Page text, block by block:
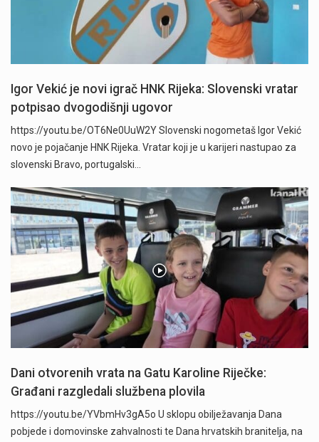
Igor Vekić je novi igrač HNK Rijeka: Slovenski vratar
potpisao dvogodišnji ugovor
https://youtu.be/OT6Ne0UuW2Y Slovenski nogometaš Igor Vekić
novo je pojačanje HNK Rijeka. Vratar koji je u karijeri nastupao za
slovenski Bravo, portugalski…
Dani otvorenih vrata na Gatu Karoline Riječke:
Građani razgledali službena plovila
https://youtu.be/YVbmHv3gA5o U sklopu obilježavanja Dana
pobjede i domovinske zahvalnosti te Dana hrvatskih branitelja, na